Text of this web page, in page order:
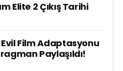
Elite 2 Çıkış Tarihi
Film Adaptasyonu
Paylaşıldı!